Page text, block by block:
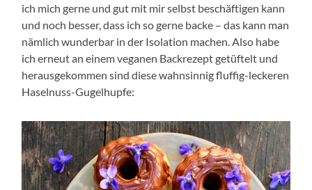
ich mich gerne und gut mit mir selbst beschäftigen kann
und noch besser, dass ich so gerne backe – das kann man
nämlich wunderbar in der Isolation machen. Also habe
ich erneut an einem veganen Backrezept getüftelt und
herausgekommen sind diese wahnsinnig fluffig-leckeren
Haselnuss-Gugelhupfe: